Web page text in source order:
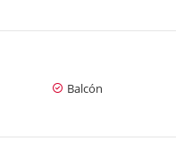
Balcón